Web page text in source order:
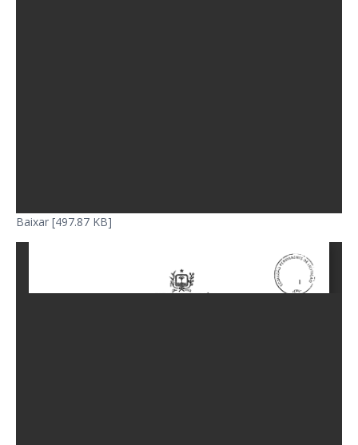
Baixar [497.87 KB]